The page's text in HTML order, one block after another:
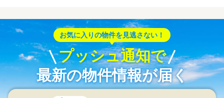
お気に入りの物件を見逃さない！
プッシュ通知で
最新の物件情報が届く